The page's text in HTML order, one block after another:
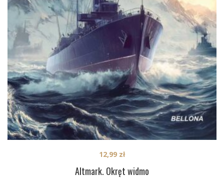
Altmark. Okręt widmo
12,99 zł